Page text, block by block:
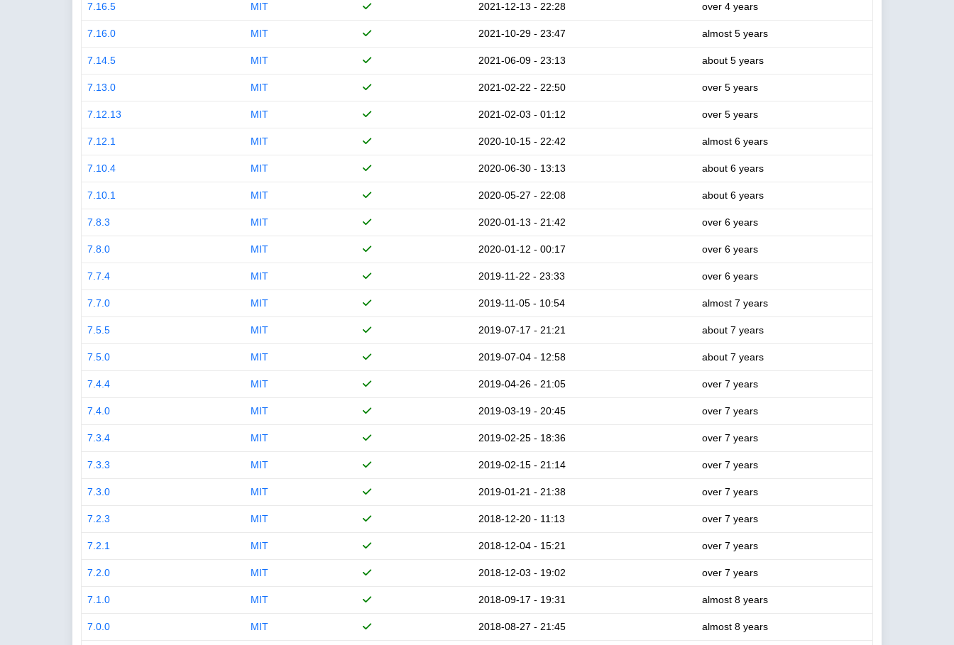
7.16.5 MIT 2021-12-13 - 22:28 over 4 years
7.16.0 MIT 2021-10-29 - 23:47 almost 5 years
7.14.5 MIT 2021-06-09 - 23:13 about 5 years
7.13.0 MIT 2021-02-22 - 22:50 over 5 years
7.12.13 MIT 2021-02-03 - 01:12 over 5 years
7.12.1 MIT 2020-10-15 - 22:42 almost 6 years
7.10.4 MIT 2020-06-30 - 13:13 about 6 years
7.10.1 MIT 2020-05-27 - 22:08 about 6 years
7.8.3 MIT 2020-01-13 - 21:42 over 6 years
7.8.0 MIT 2020-01-12 - 00:17 over 6 years
7.7.4 MIT 2019-11-22 - 23:33 over 6 years
7.7.0 MIT 2019-11-05 - 10:54 almost 7 years
7.5.5 MIT 2019-07-17 - 21:21 about 7 years
7.5.0 MIT 2019-07-04 - 12:58 about 7 years
7.4.4 MIT 2019-04-26 - 21:05 over 7 years
7.4.0 MIT 2019-03-19 - 20:45 over 7 years
7.3.4 MIT 2019-02-25 - 18:36 over 7 years
7.3.3 MIT 2019-02-15 - 21:14 over 7 years
7.3.0 MIT 2019-01-21 - 21:38 over 7 years
7.2.3 MIT 2018-12-20 - 11:13 over 7 years
7.2.1 MIT 2018-12-04 - 15:21 over 7 years
7.2.0 MIT 2018-12-03 - 19:02 over 7 years
7.1.0 MIT 2018-09-17 - 19:31 almost 8 years
7.0.0 MIT 2018-08-27 - 21:45 almost 8 years